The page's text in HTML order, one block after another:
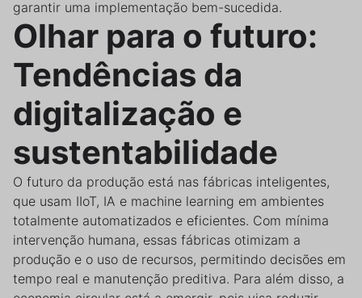
garantir uma implementação bem-sucedida.
Olhar para o futuro:
Tendências da
digitalização e
sustentabilidade
O futuro da produção está nas fábricas inteligentes,
que usam IIoT, IA e machine learning em ambientes
totalmente automatizados e eficientes. Com mínima
intervenção humana, essas fábricas otimizam a
produção e o uso de recursos, permitindo decisões em
tempo real e manutenção preditiva. Para além disso, a